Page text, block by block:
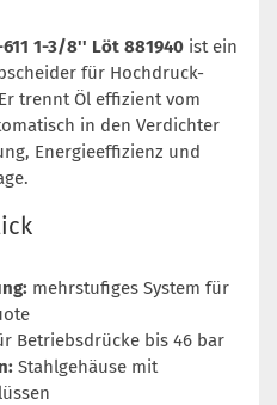
1-3/8'' Löt 881940 ist ein
für Hochdruck-
trennt Öl effizient vom
in den Verdichter
Energieeffizienz und
mehrstufiges System für
Betriebsdrücke bis 46 bar
Stahlgehäuse mit